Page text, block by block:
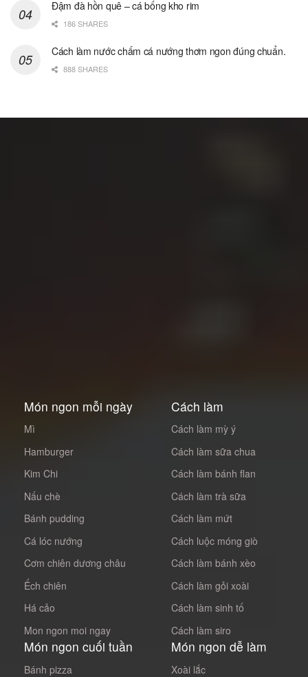
Đậm đà hồn quê – cá bống kho rim
186 SHARES
Cách làm nước chấm cá nướng thơm ngon đúng chuẩn.
888 SHARES
Món ngon mỗi ngày
Mì
Hamburger
Kim Chi
Nấu chè
Bánh pudding
Cá lóc nướng
Cơm chiên dương châu
Ếch chiên
Há cảo
Mon ngon moi ngay
Cách làm
Cách làm mỳ ý
Cách làm sữa chua
Cách làm bánh flan
Cách làm trà sữa
Cách làm mứt
Cách luộc móng giò
Cách làm bánh xèo
Cách làm gỏi xoài
Cách làm sinh tố
Cách làm siro
Món ngon cuối tuần
Bánh pizza
Món ngon dễ làm
Xoài lắc